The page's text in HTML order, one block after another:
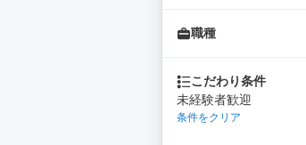
職種
こだわり条件
未経験者歓迎
条件をクリア